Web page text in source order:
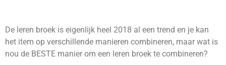
De leren broek is eigenlijk heel 2018 al een trend en je kan
het item op verschillende manieren combineren, maar wat is
nou de BESTE manier om een leren broek te combineren?